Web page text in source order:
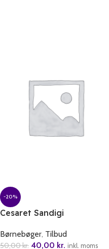
-20%
Cesaret Sandigi
Børnebøger, Tilbud
50,00kr. 40,00 kr. inkl. moms